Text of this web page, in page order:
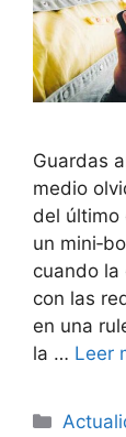
Guardas
medio
del último
un
cuando la
con las
en una
la … Leer